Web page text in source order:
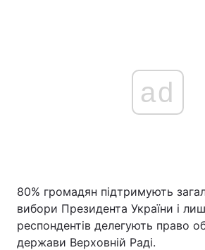
ad
80% громадян підтримують
вибори Президента України і
респондентів делегують право
держави Верховній Раді.